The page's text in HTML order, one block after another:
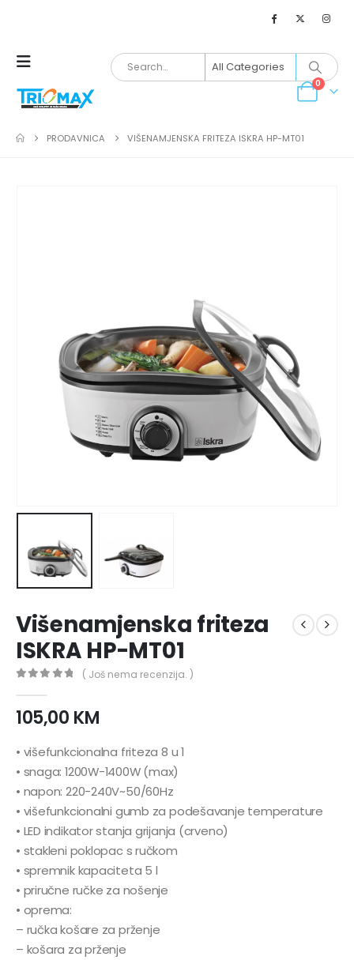
0
PRODAVNICA VIŠENAMJENSKA FRITEZA ISKRA HP-MT01
Višenamjenska friteza
ISKRA HP-MT01
( Još nema recenzija. )
105,00 KM
• višefunkcionalna friteza 8 u 1
• snaga: 1200W-1400W (max)
• napon: 220-240V~50/60Hz
• višefunkcionalni gumb za podešavanje temperature
• LED indikator stanja grijanja (crveno)
• stakleni poklopac s ručkom
• spremnik kapaciteta 5 l
• priručne ručke za nošenje
• oprema:
– ručka košare za prženje
– košara za prženje